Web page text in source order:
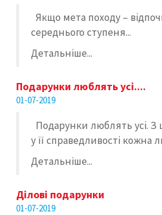
Якщо мета походу –
середнього ступеня...
Детальніше...
Подарунки люблять усі....
01-07-2019
Подарунки люблять усі. З
у її справедливості кожна
Детальніше...
Ділові подарунки
01-07-2019